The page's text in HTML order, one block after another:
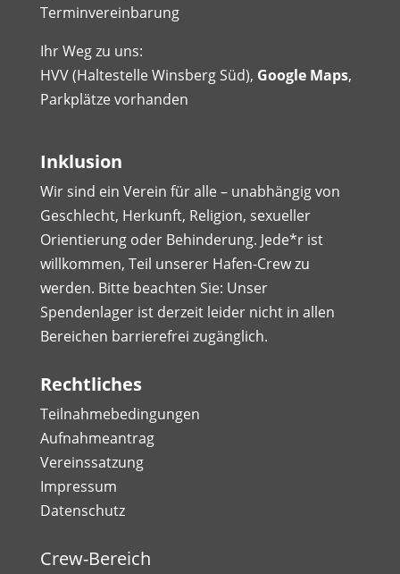
Terminvereinbarung
Ihr Weg zu uns:
HVV (Haltestelle Winsberg Süd), Google Maps,
Parkplätze vorhanden
Inklusion
Wir sind ein Verein für alle – unabhängig von
Geschlecht, Herkunft, Religion, sexueller
Orientierung oder Behinderung. Jede*r ist
willkommen, Teil unserer Hafen-Crew zu
werden. Bitte beachten Sie: Unser
Spendenlager ist derzeit leider nicht in allen
Bereichen barrierefrei zugänglich.
Rechtliches
Teilnahmebedingungen
Aufnahmeantrag
Vereinssatzung
Impressum
Datenschutz
Crew-Bereich